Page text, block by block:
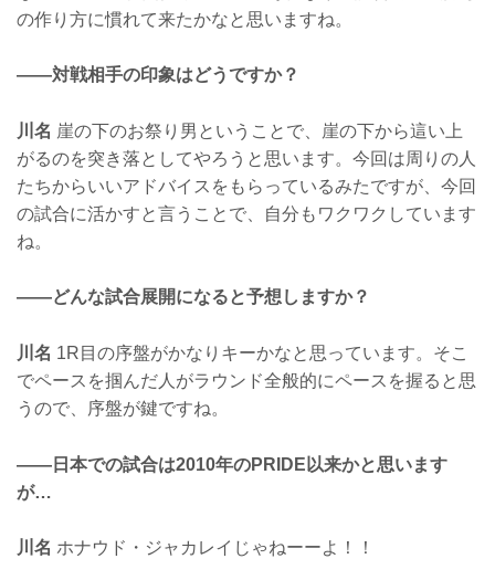
の作り方に慣れて来たかなと思いますね。
——対戦相手の印象はどうですか？
川名 崖の下のお祭り男ということで、崖の下から這い上
がるのを突き落としてやろうと思います。今回は周りの人
たちからいいアドバイスをもらっているみたですが、今回
の試合に活かすと言うことで、自分もワクワクしています
ね。
——どんな試合展開になると予想しますか？
川名 1R目の序盤がかなりキーかなと思っています。そこ
でペースを掴んだ人がラウンド全般的にペースを握ると思
うので、序盤が鍵ですね。
——日本での試合は2010年のPRIDE以来かと思います
が…
川名 ホナウド・ジャカレイじゃねーーよ！！